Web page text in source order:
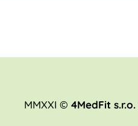
MMXXI © 4MedFit s.r.o.